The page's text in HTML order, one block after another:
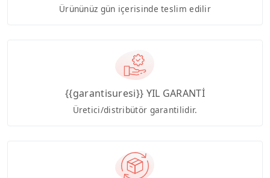
Ürününüz gün içerisinde teslim edilir
{{garantisuresi}} YIL GARANTİ
Üretici/distribütör garantilidir.